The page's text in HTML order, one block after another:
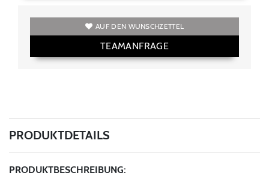
AUF DEN WUNSCHZETTEL
TEAMANFRAGE
PRODUKTDETAILS
PRODUKTBESCHREIBUNG: